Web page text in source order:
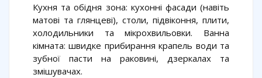
Кухня та обідня зона: кухонні фасади (навіть
матові та глянцеві), столи, підвіконня, плити,
холодильники та мікрохвильовки. Ванна
кімната: швидке прибирання крапель води та
зубної пасти на раковині, дзеркалах та
змішувачах.